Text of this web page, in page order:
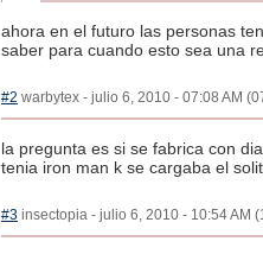
ahora en el futuro las personas
saber para cuando esto sea una
#2 warbytex - julio 6, 2010 - 07:08 AM
la pregunta es si se fabrica con
tenia iron man k se cargaba el
#3 insectopia - julio 6, 2010 - 10:54 AM